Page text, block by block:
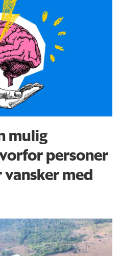
mulig
personer
vansker med